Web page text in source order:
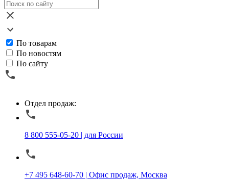
По товарам
По новостям
По сайту
Отдел продаж:
8 800 555-05-20 | для России
+7 495 648-60-70 | Офис продаж, Москва